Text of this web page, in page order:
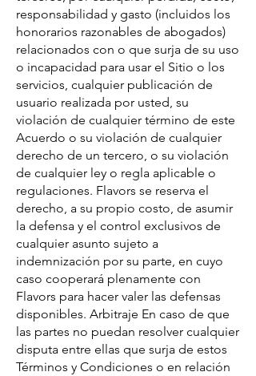
responsabilidad y gasto (incluidos los
honorarios razonables de abogados)
relacionados con o que surja de su uso
o incapacidad para usar el Sitio o los
servicios, cualquier publicación de
usuario realizada por usted, su
violación de cualquier término de este
Acuerdo o su violación de cualquier
derecho de un tercero, o su violación
de cualquier ley o regla aplicable o
regulaciones. Flavors se reserva el
derecho, a su propio costo, de asumir
la defensa y el control exclusivos de
cualquier asunto sujeto a
indemnización por su parte, en cuyo
caso cooperará plenamente con
Flavors para hacer valer las defensas
disponibles. Arbitraje En caso de que
las partes no puedan resolver cualquier
disputa entre ellas que surja de estos
Términos y Condiciones o en relación